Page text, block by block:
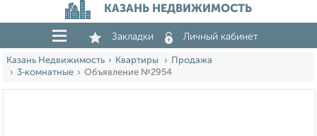
КАЗАНЬ НЕДВИЖИМОСТЬ
Закладки Личный кабинет
Казань Недвижимость Квартиры
Продажа
3‑комнатные
Объявление №2954